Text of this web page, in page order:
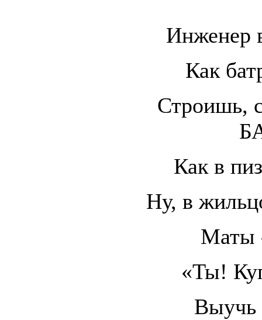
Инженер
Как
Строишь,
Как в
Ну, в
Маты
«Ты!
Выучь